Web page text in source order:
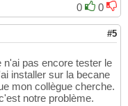
0
0
#5
pas encore tester le
installer sur la becane
mon collègue cherche.
notre problème.